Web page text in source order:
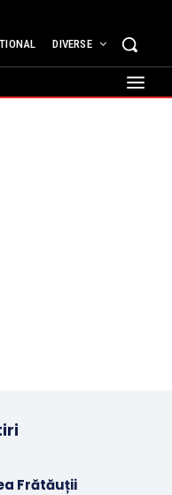
DIVERSE
Frătăuții